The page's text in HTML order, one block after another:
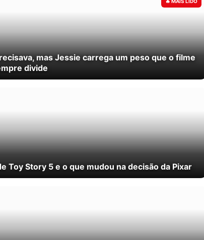
mas Jessie carrega um peso que o filme
divide
Toy Story 5 e o que mudou na decisão da Pixar